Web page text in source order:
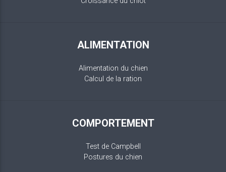
ALIMENTATION
Alimentation du chien
Calcul de la ration
COMPORTEMENT
Test de Campbell
Postures du chien